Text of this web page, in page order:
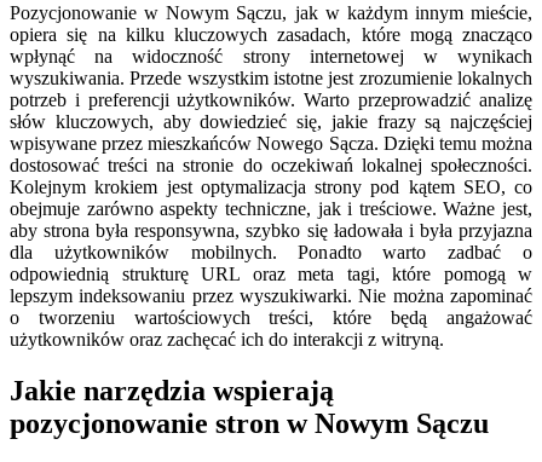
Pozycjonowanie w Nowym Sączu, jak w każdym innym mieście,
opiera się na kilku kluczowych zasadach, które mogą znacząco
wpłynąć na widoczność strony internetowej w wynikach
wyszukiwania. Przede wszystkim istotne jest zrozumienie lokalnych
potrzeb i preferencji użytkowników. Warto przeprowadzić analizę
słów kluczowych, aby dowiedzieć się, jakie frazy są najczęściej
wpisywane przez mieszkańców Nowego Sącza. Dzięki temu można
dostosować treści na stronie do oczekiwań lokalnej społeczności.
Kolejnym krokiem jest optymalizacja strony pod kątem SEO, co
obejmuje zarówno aspekty techniczne, jak i treściowe. Ważne jest,
aby strona była responsywna, szybko się ładowała i była przyjazna
dla użytkowników mobilnych. Ponadto warto zadbać o
odpowiednią strukturę URL oraz meta tagi, które pomogą w
lepszym indeksowaniu przez wyszukiwarki. Nie można zapominać
o tworzeniu wartościowych treści, które będą angażować
użytkowników oraz zachęcać ich do interakcji z witryną.
Jakie narzędzia wspierają
pozycjonowanie stron w Nowym Sączu